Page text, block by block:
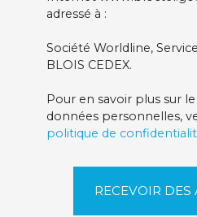
adressé à :
Société Worldline, Service
BLOIS CEDEX.
Pour en savoir plus sur
données personnelles,
politique de
RECEVOIR